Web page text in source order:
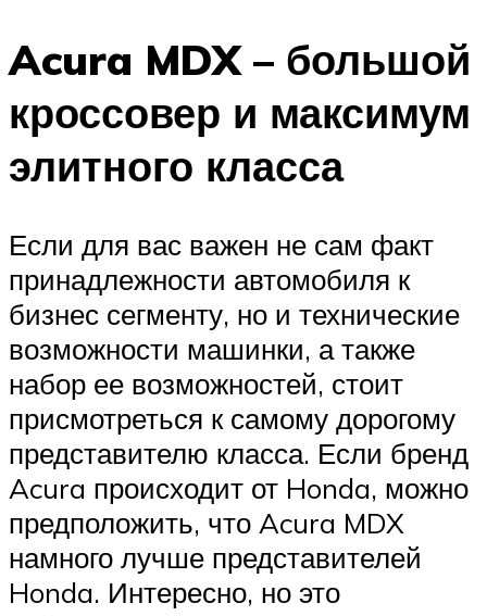
Acura MDX – большой
кроссовер и максимум
элитного класса
Если для вас важен не сам факт
принадлежности автомобиля к
бизнес сегменту, но и технические
возможности машинки, а также
набор ее возможностей, стоит
присмотреться к самому дорогому
представителю класса. Если бренд
Acura происходит от Honda, можно
предположить, что Acura MDX
намного лучше представителей
Honda. Интересно, но это